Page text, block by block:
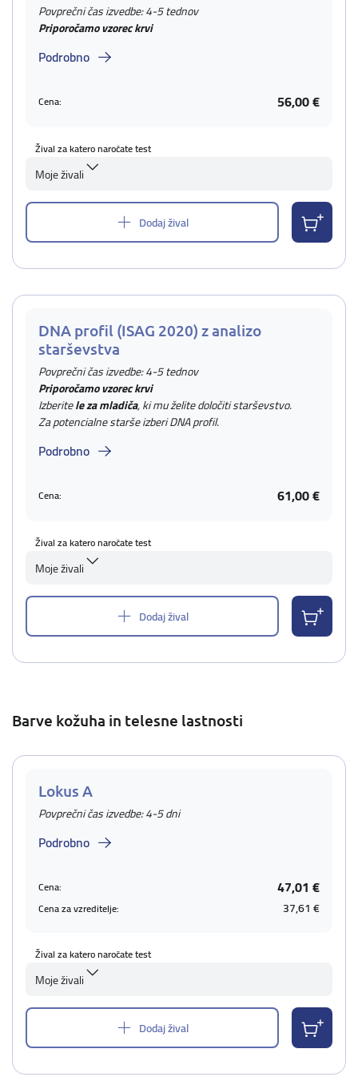
Povprečni čas izvedbe: 4-5 tednov
Priporočamo vzorec krvi
Podrobno
Cena: 56,00 €
Žival za katero naročate test
Moje živali
Dodaj žival
DNA profil (ISAG 2020) z analizo
starševstva
Povprečni čas izvedbe: 4-5 tednov
Priporočamo vzorec krvi
Izberitele za mladiča, ki mu želite določiti starševstvo.
Za potencialne starše izberi DNA profil.
Podrobno
Cena: 61,00 €
Žival za katero naročate test
Moje živali
Dodaj žival
Barve kožuha in telesne lastnosti
Lokus A
Povprečni čas izvedbe: 4-5 dni
Podrobno
Cena: 47,01 €
Cena za vzreditelje: 37,61 €
Žival za katero naročate test
Moje živali
Dodaj žival